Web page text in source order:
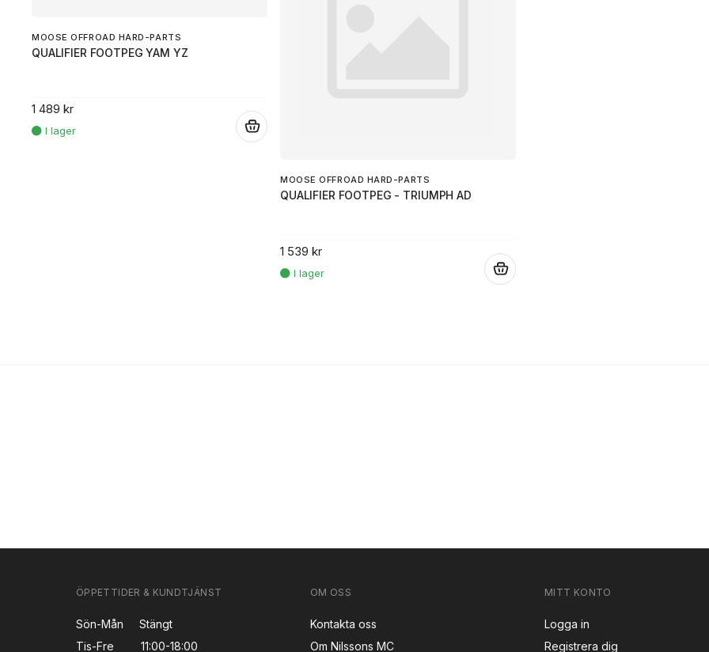
MOOSE OFFROAD HARD-PARTS
QUALIFIER FOOTPEG YAM YZ
1 489 kr
MOOSE OFFROAD HARD-PARTS
QUALIFIER FOOTPEG - TRIUMPH AD
1 539 kr
ÖPPETTIDER & KUNDTJÄNST
Sön-Mån
Stängt
Tis-Fre
11:00-18:00
OM OSS
Kontakta oss
Om Nilssons MC
MITT KONTO
Logga in
Registrera dig